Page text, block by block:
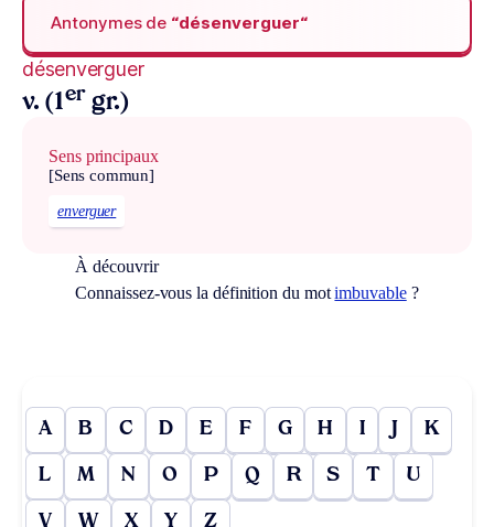
Antonymes de “désenverguer“
désenverguer
v. (1er gr.)
Sens principaux
[Sens commun]
enverguer
À découvrir
Connaissez-vous la définition du motimbuvable?
A B C D E F G H I J K
L M N O P Q R S T U
V W X Y Z